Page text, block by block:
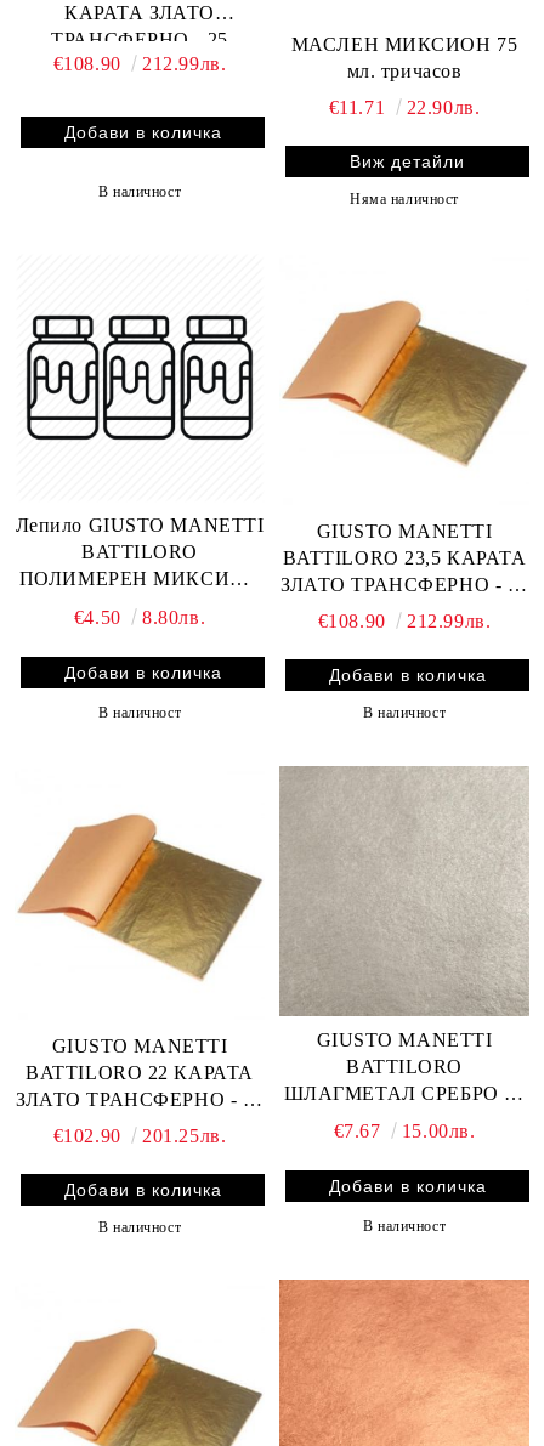
КАРАТА ЗЛАТО
ТРАНСФЕРНО - 25
ЛИСТА 8x8 см.
€108.90 212.99лв.
В наличност
МАСЛЕН МИКСИОН 75
мл. тричасов
€11.71
22.90лв.
Виж детайли
Няма наличност
Лепило GIUSTO MANETTI
BATTILORO
ПОЛИМЕРЕН МИКСИОН
100 МЛ
€4.50 8.80лв.
В наличност
GIUSTO MANETTI
BATTILORO 23,5 КАРАТА
ЗЛАТО ТРАНСФЕРНО - 25
ЛИСТА 8x8 см.
€108.90 212.99лв.
В наличност
GIUSTO MANETTI
BATTILORO 22 КАРАТА
ЗЛАТО ТРАНСФЕРНО - 25
ЛИСТА 8x8 см.
€102.90 201.25лв.
В наличност
GIUSTO MANETTI
BATTILORO
ШЛАГМЕТАЛ СРЕБРО 25
ЛИСТА 14x14 см.
€7.67 15.00лв.
В наличност